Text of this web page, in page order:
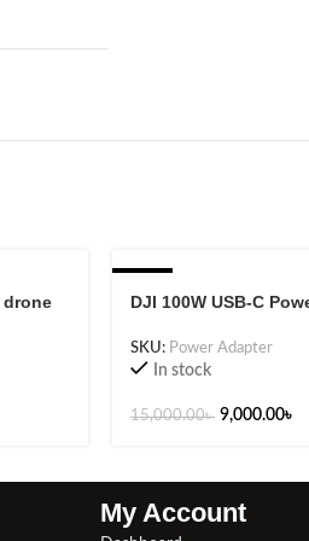
drone DJI 100W USB-C
SKU: Power Adapter
In stock
15,000.00৳ 9,000.00৳
My Account